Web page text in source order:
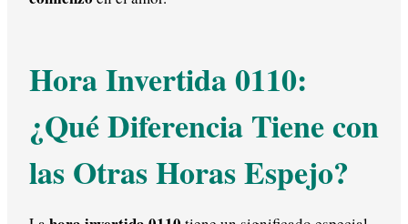
Hora Invertida 0110:
¿Qué Diferencia Tiene con
las Otras Horas Espejo?